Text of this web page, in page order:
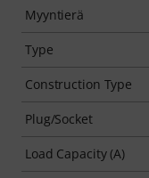
Myyntierä
Type
Construction Type
Plug/Socket
Load Capacity (A)